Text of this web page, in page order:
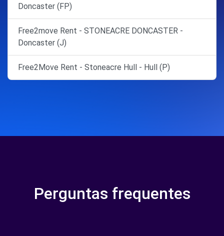
Doncaster (FP)
Free2move Rent - STONEACRE DONCASTER -
Doncaster (J)
Free2Move Rent - Stoneacre Hull - Hull (P)
Perguntas frequentes